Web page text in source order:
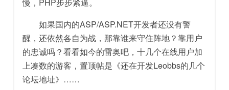
如果国内的ASP/ASP.NET开发者还没有警
醒，还依然各自为战，那靠谁来守住阵地？靠用户
的忠诚吗？看看如今的雷奥吧，十几个在线用户加
上凑数的游客，置顶帖是《还在开发Leobbs的几个
论坛地址》……